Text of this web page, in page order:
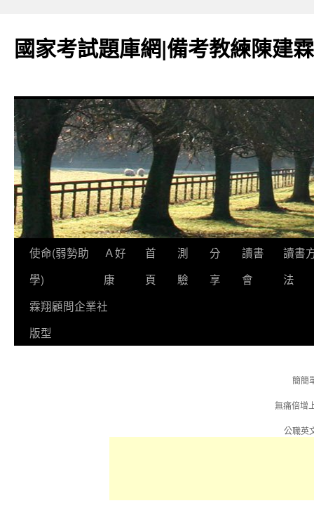
國家考試題庫網|備考教練陳建霖
跳使命(弱勢助
學)
Ａ好
康
首
頁
測
驗
分
享
讀書
會
讀書
法
霖翔顧問企業社
版型
簡簡
無痛倍增
公職英